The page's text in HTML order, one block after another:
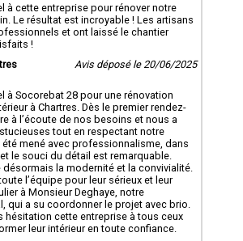
à cette entreprise pour rénover notre
Le résultat est incroyable ! Les artisans
et ont laissé le chantier
!
Avis déposé le 20/06/2025
à Socorebat 28 pour une rénovation
à Chartres. Dès le premier rendez-
à l’écoute de nos besoins et nous a
tout en respectant notre
mené avec professionnalisme, dans
le souci du détail est remarquable.
la modernité et la convivialité.
l’équipe pour leur sérieux et leur
à Monsieur Deghaye, notre
qui a su coordonner le projet avec brio.
hésitation cette entreprise à tous ceux
leur intérieur en toute confiance.